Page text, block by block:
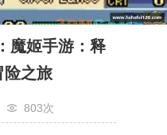
魔姬手游：释
险之旅
803次